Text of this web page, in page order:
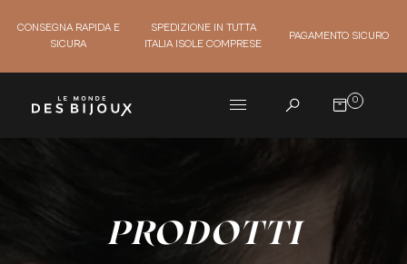
CONSEGNA RAPIDA E
SICURA
SPEDIZIONE IN TUTTA
ITALIA ISOLE COMPRESE
PAGAMENTO SICURO
0
PRODOTTI